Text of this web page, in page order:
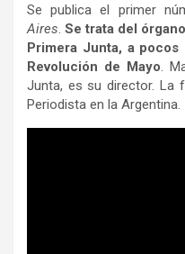
Se publica el primer
Aires.Se trata del
Primera Junta, a
Revolución de Mayo.
Junta, es su director. La
Periodista en la Argentina.